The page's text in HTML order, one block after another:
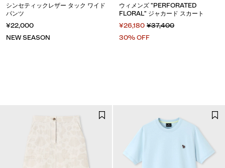
シンセティックレザー タック ワイド
パンツ
¥22,000
NEW SEASON
ウィメンズ "PERFORATED
FLORAL" ジャカード スカート
¥26,180 ¥37,400
30% OFF